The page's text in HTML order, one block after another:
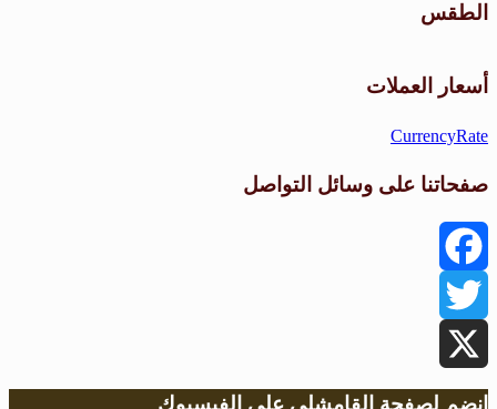
الطقس
أسعار العملات
CurrencyRate
صفحاتنا على وسائل التواصل
Facebook
Twitter
X
انضم لصفحة القامشلي على الفيسبوك